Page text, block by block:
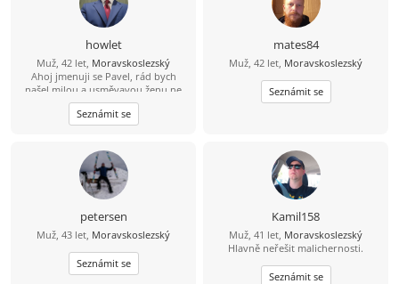
howlet
Muž, 42 let, Moravskoslezský
Ahoj jmenuji se Pavel, rád bych
našel milou a usměvavou ženu ne
jen na pokec ale pokud možno i na
vážný vztah mezi 26 a 49 lety, pokud
budeš chtít ozvi se, budu moc rád
Seznámit se
mates84
Muž, 42 let, Moravskoslezský
Seznámit se
petersen
Muž, 43 let, Moravskoslezský
Seznámit se
Kamil158
Muž, 41 let, Moravskoslezský
Hlavně neřešit malichernosti.
Seznámit se